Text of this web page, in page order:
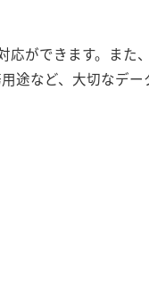
応ができます。また
途など、大切なデー